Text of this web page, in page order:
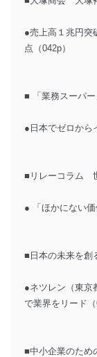
●売上高１兆円突
点（042p）
■ 「業務スーパ
●日本でゼロから
■リレーコラム
● 「ほかにない価
■日本の未来を創
●ネツレン（東
で業界をリード（
■中小企業のた